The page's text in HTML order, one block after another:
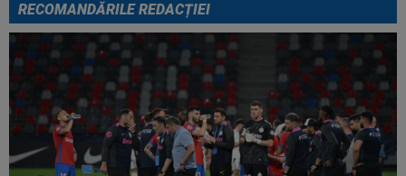
RECOMANDĂRILE REDACȚIEI